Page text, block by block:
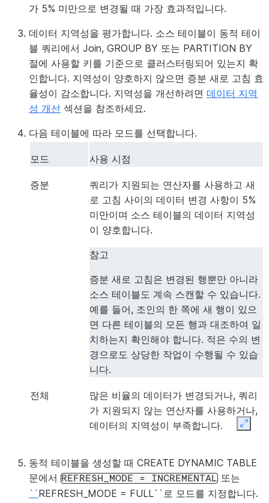
가 5% 미만으로 변경될 때 가장 효과적입니다.
데이터 지역성을 평가합니다. 소스 테이블이 동적 테이
블 쿼리에서 Join, GROUP BY 또는 PARTITION BY
절에 사용할 키를 기준으로 클러스터링되어 있는지 확
인합니다. 지역성이 양호하지 않으면 증분 새로 고침 효
율성이 감소합니다. 지역성을 개선하려면 데이터 지역
성 개선 섹션을 참조하세요.
다음 테이블에 따라 모드를 선택합니다.
모드 사용 시점
증분
쿼리가 지원되는 연산자를 사용하고 새
로 고침 사이의 데이터 변경 사항이 5%
미만이며 소스 테이블의 데이터 지역성
이 양호합니다.
참고
증분 새로 고침은 변경된 행뿐만 아니라
소스 테이블도 계속 스캔할 수 있습니다.
예를 들어, 조인의 한 쪽에 새 행이 있으
면 다른 테이블의 모든 행과 대조하여 일
치하는지 확인해야 합니다. 적은 수의 변
경으로도 상당한 작업이 수행될 수 있습
니다.
전체
많은 비율의 데이터가 변경되거나, 쿼리
가 지원되지 않는 연산자를 사용하거나,
데이터의 지역성이 부족합니다.
Snowflake 릴리스 간에 동작이 변경될
수 있으므로 프로덕션에서는 AUTO를
사용하지 마세요.
동적 테이블을 생성할 때 CREATE DYNAMIC TABLE
문에서 REFRESH_MODE = INCREMENTAL 또는
``REFRESH_MODE = FULL``로 모드를 지정합니다.